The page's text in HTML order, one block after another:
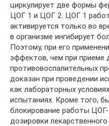
циркулирует две формы
ЦОГ 1 и ЦОГ 2. ЦОГ 1
активируется только во
в организме ингибирует
Поэтому, при его
эффектов, чем при приеме
противовоспалительных
доказан при проведении
как лабораторных
испытаниях. Кроме того,
блокирование работы
дозировки